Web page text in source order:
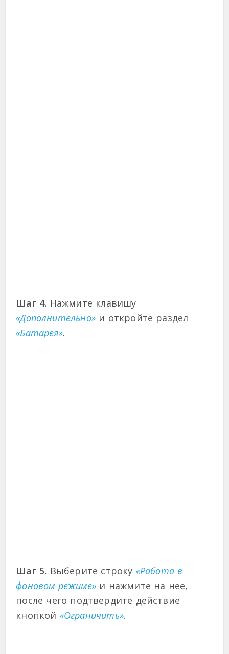
Шаг 4. Нажмите клавишу
«Дополнительно»и откройте раздел
«Батарея».
Шаг 5. Выберите строку «Работа в
фоновом режиме»и нажмите на нее,
после чего подтвердите действие
кнопкой «Ограничить».